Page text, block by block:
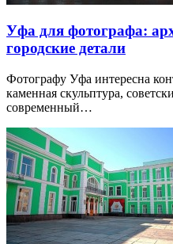
Уфа для фотографа:
городские детали
Фотографу Уфа интересна
каменная скульптура,
современный…